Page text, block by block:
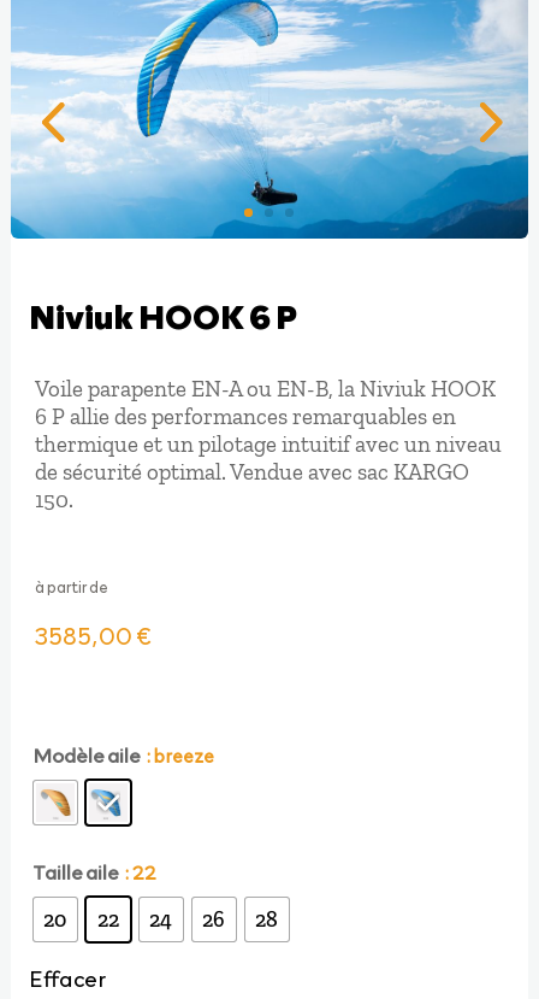
Niviuk HOOK 6 P
Voile parapente EN-A ou EN-B, la Niviuk HOOK
6 P allie des performances remarquables en
thermique et un pilotage intuitif avec un niveau
de sécurité optimal. Vendue avec sac KARGO
150.
à partir de
3585,00€
Modèle aile : breeze
Taille aile : 22
20 22 24 26 28
Effacer